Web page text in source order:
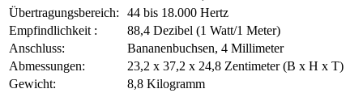
Übertragungsbereich:
44 bis 18.000 Hertz
Empfindlichkeit :
88,4 Dezibel (1 Watt/1 Meter)
Anschluss:
Bananenbuchsen, 4 Millimeter
Abmessungen:
23,2 x 37,2 x 24,8 Zentimeter (B x H x T)
Gewicht:
8,8 Kilogramm